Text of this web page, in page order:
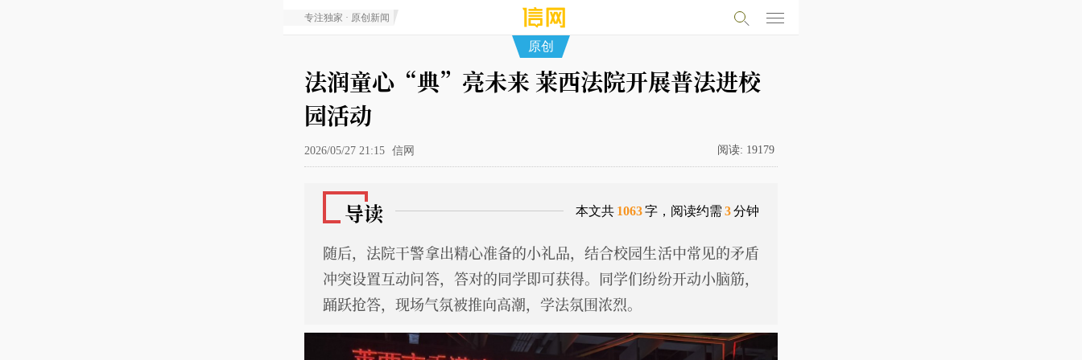
专注独家 · 原创新闻
原创
法润童心“典”亮未来 莱西法院开展普法进校
园活动
2026/05/27 21:15 信网 阅读: 19179
导读 本文共 1063字，阅读约需 3分钟
随后，法院干警拿出精心准备的小礼品，结合校园生活中常见的矛盾
冲突设置互动问答，答对的同学即可获得。同学们纷纷开动小脑筋，
踊跃抢答，现场气氛被推向高潮，学法氛围浓烈。